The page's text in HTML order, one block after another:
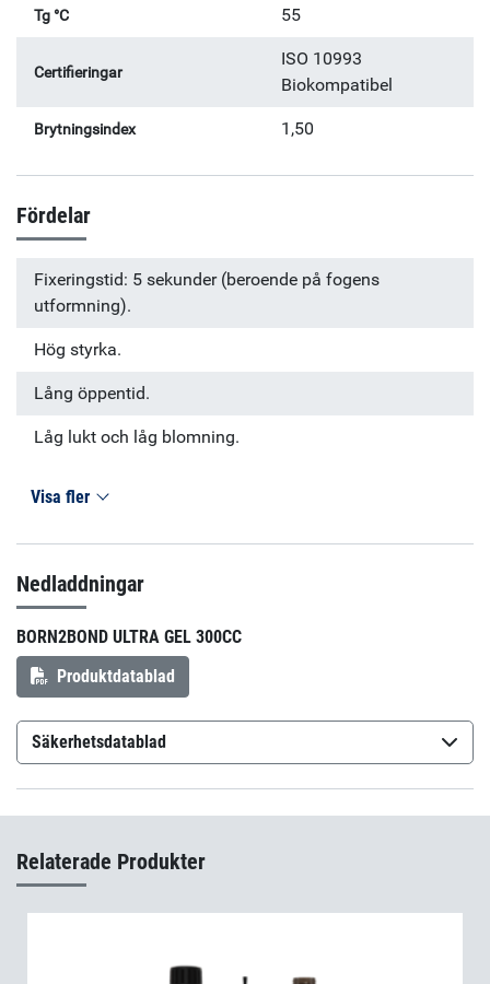
Tg °C 55
Certifieringar
ISO 10993
Biokompatibel
Brytningsindex 1,50
Fördelar
Fixeringstid: 5 sekunder (beroende på fogens
utformning).
Hög styrka.
Lång öppentid.
Låg lukt och låg blomning.
Visa fler
Nedladdningar
BORN2BOND ULTRA GEL 300CC
Produktdatablad
Säkerhetsdatablad
Born2Bond Ultra GEL (sv-SE)
Relaterade Produkter